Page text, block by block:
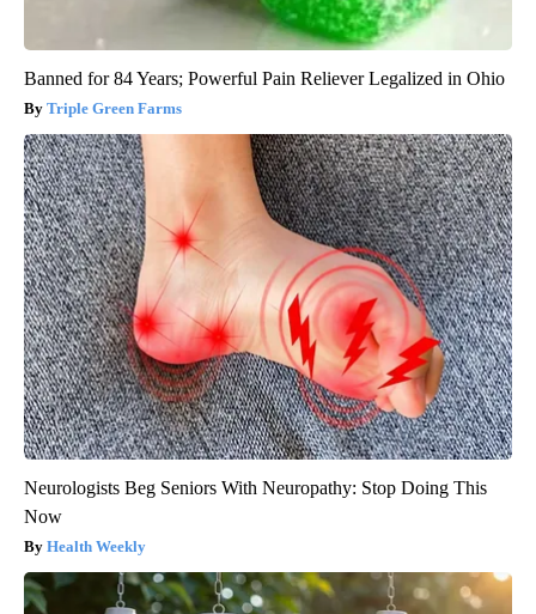
Banned for 84 Years; Powerful Pain Reliever Legalized in Ohio
Triple Green Farms
Neurologists Beg Seniors With Neuropathy: Stop Doing This
Now
Health Weekly